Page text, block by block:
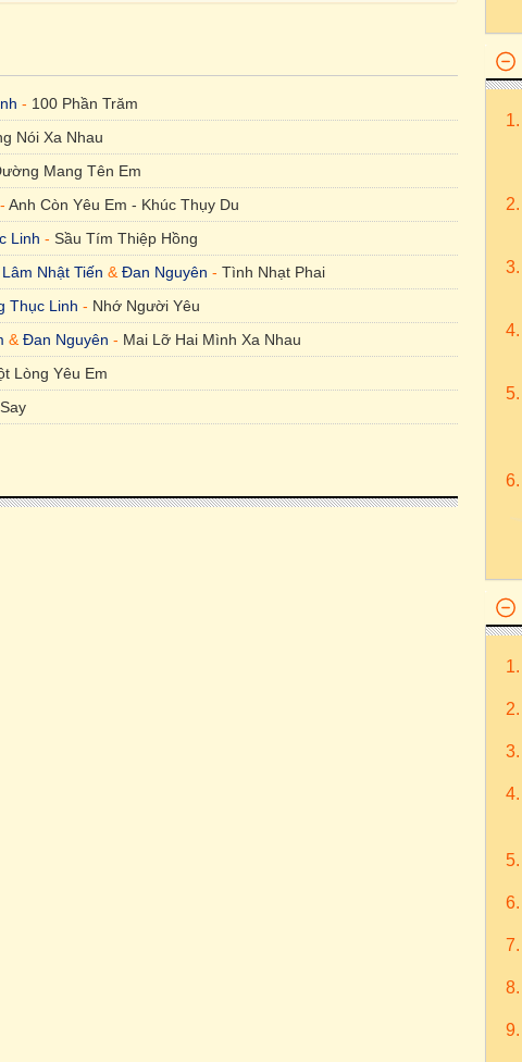
- 100 Phần Trăm
Nói Xa Nhau
Mang Tên Em
- Anh Còn Yêu Em - Khúc Thụy Du
Linh - Sầu Tím Thiệp Hồng
Lâm Nhật Tiến & Đan Nguyên - Tình Nhạt Phai
Thục Linh - Nhớ Người Yêu
& Đan Nguyên - Mai Lỡ Hai Mình Xa Nhau
Lòng Yêu Em
Say